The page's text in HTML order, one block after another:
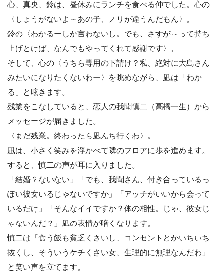
心、真央、鈴は、昼休みにランチを食べる仲でした。心の
〈しょうがないよ～あの子、ノリが違うんだもん〉。
鈴の〈わかるーしか言わないし。でも、さすが～って持ち
上げとけば、なんでもやってくれて感謝です〉。
そして、心の〈うちら専用の下請け？私、絶対に大島さん
みたいになりたくないわー〉を眺めながら、凪は「わか
る」と呟きます。
残業をこなしていると、恋人の我聞慎二（高橋一生）から
メッセージが届きました。
〈まだ残業。終わったら凪んち行くわ〉。
凪は、小さく笑みを浮かべて隣のフロアに歩を進めます。
すると、慎二の声が耳に入りました。
「結婚？ないない」「でも、我聞さん、付き合っているっ
ぽい彼女いるじゃないですか」「アッチがいいから会って
いるだけ」「そんなイイですか？体の相性。じゃ、彼女じ
ゃないんだ？」凪の表情が暗くなります。
慎二は「食う飯も貧乏くさいし、コンセントとかいちいち
抜くし、そういうケチくさい女、生理的に無理なんだわ」
と笑い声を立てます。